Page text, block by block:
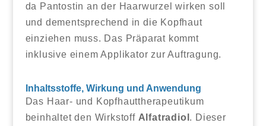
da Pantostin an der Haarwurzel wirken soll
und dementsprechend in die Kopfhaut
einziehen muss. Das Präparat kommt
inklusive einem Applikator zur Auftragung.
Inhaltsstoffe, Wirkung und Anwendung
Das Haar- und Kopfhauttherapeutikum
beinhaltet den Wirkstoff Alfatradiol . Dieser